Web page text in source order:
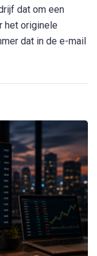
dat om een
het originele
dat in de e-mail